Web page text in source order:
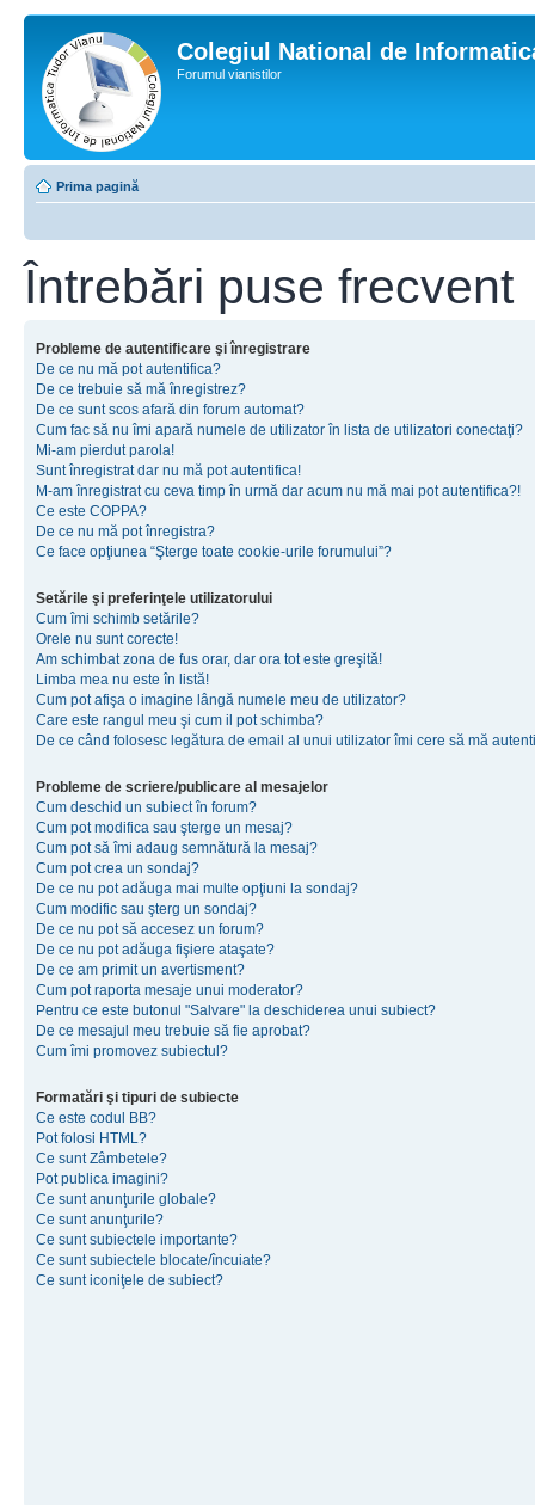
Colegiul National de
Forumul vianistilor
Prima pagină
Întrebări puse frecvent
Probleme de autentificare şi înregistrare
De ce nu mă pot autentifica?
De ce trebuie să mă înregistrez?
De ce sunt scos afară din forum automat?
Cum fac să nu îmi apară numele de utilizator în lista de utilizatori conectaţi?
Mi-am pierdut parola!
Sunt înregistrat dar nu mă pot autentifica!
M-am înregistrat cu ceva timp în urmă dar acum nu mă mai pot autentifica?!
Ce este COPPA?
De ce nu mă pot înregistra?
Ce face opţiunea “Şterge toate cookie-urile forumului”?
Setările şi preferinţele utilizatorului
Cum îmi schimb setările?
Orele nu sunt corecte!
Am schimbat zona de fus orar, dar ora tot este greşită!
Limba mea nu este în listă!
Cum pot afişa o imagine lângă numele meu de utilizator?
Care este rangul meu şi cum il pot schimba?
De ce când folosesc legătura de email al unui utilizator îmi cere să mă
Probleme de scriere/publicare al mesajelor
Cum deschid un subiect în forum?
Cum pot modifica sau şterge un mesaj?
Cum pot să îmi adaug semnătură la mesaj?
Cum pot crea un sondaj?
De ce nu pot adăuga mai multe opţiuni la sondaj?
Cum modific sau şterg un sondaj?
De ce nu pot să accesez un forum?
De ce nu pot adăuga fişiere ataşate?
De ce am primit un avertisment?
Cum pot raporta mesaje unui moderator?
Pentru ce este butonul "Salvare" la deschiderea unui subiect?
De ce mesajul meu trebuie să fie aprobat?
Cum îmi promovez subiectul?
Formatări şi tipuri de subiecte
Ce este codul BB?
Pot folosi HTML?
Ce sunt Zâmbetele?
Pot publica imagini?
Ce sunt anunţurile globale?
Ce sunt anunţurile?
Ce sunt subiectele importante?
Ce sunt subiectele blocate/încuiate?
Ce sunt iconiţele de subiect?